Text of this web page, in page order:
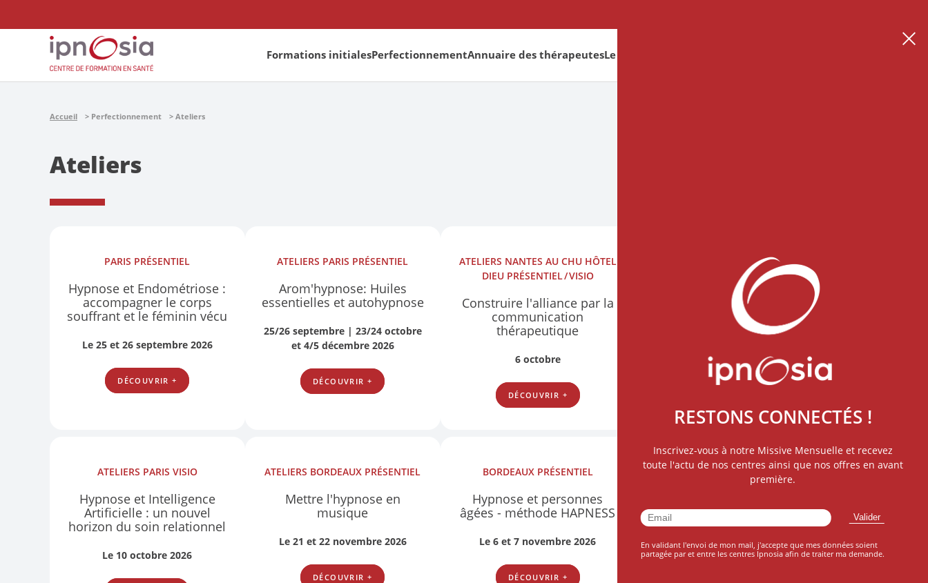
Formations initialesPerfectionnementAnnuaire des thérapeutesLe Blog
Accueil Perfectionnement Ateliers
Ateliers
PARIS PRÉSENTIEL
Hypnose et Endométriose :
accompagner le corps
souffrant et le féminin vécu
Le 25 et 26 septembre 2026
DÉCOUVRIR +
ATELIERS PARIS PRÉSENTIEL
Arom'hypnose: Huiles
essentielles et autohypnose
25/26 septembre | 23/24 octobre
et 4/5 décembre 2026
DÉCOUVRIR +
ATELIERS NANTES AU CHU HÔTEL
DIEU PRÉSENTIEL VISIO
Construire l'alliance par la
communication
thérapeutique
6 octobre
DÉCOUVRIR +
ATELIERS PARIS VISIO
Hypnose et Intelligence
Artificielle : un nouvel
horizon du soin relationnel
Le 10 octobre 2026
ATELIERS BORDEAUX PRÉSENTIEL
Mettre l'hypnose en
musique
Le 21 et 22 novembre 2026
DÉCOUVRIR +
BORDEAUX PRÉSENTIEL
Hypnose et personnes
âgées - méthode HAPNESS
Le 6 et 7 novembre 2026
DÉCOUVRIR +
RESTONS CONNECTÉS !
Inscrivez-vous à notre Missive Mensuelle et recevez
toute l'actu de nos centres ainsi que nos offres en avant
première.
En validant l'envoi de mon mail, j'accepte que mes données soient
partagée par et entre les centres Ipnosia afin de traiter ma demande.